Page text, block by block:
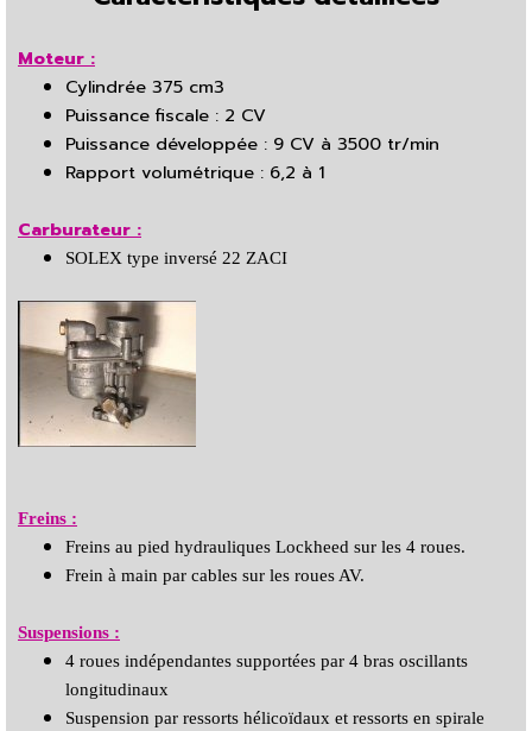
Moteur :
Cylindrée 375 cm3
Puissance fiscale : 2 CV
Puissance développée : 9 CV à 3500 tr/min
Rapport volumétrique : 6,2 à 1
Carburateur :
SOLEX type inversé 22 ZACI
Freins :
Freins au pied hydrauliques Lockheed sur les 4 roues.
Frein à main par cables sur les roues AV.
Suspensions :
4 roues indépendantes supportées par 4 bras oscillants
longitudinaux
Suspension par ressorts hélicoïdaux et ressorts en spirale